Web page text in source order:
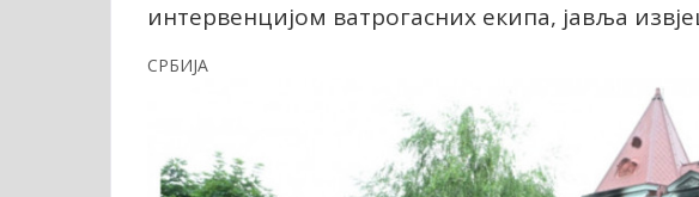
интервенцијом ватрогасних екипа, јавља
СРБИЈА